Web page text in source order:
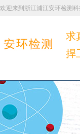
欢迎来到浙江浦江安环检测科
求
捍